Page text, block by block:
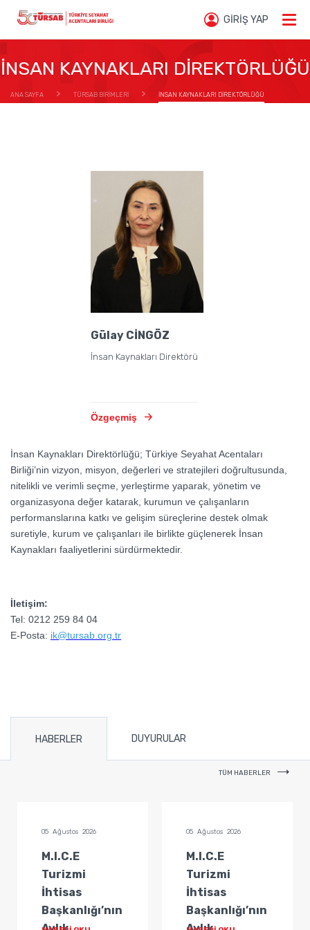
GİRİŞ YAP
İNSAN KAYNAKLARI DİREKTÖRLÜĞÜ
ANA SAYFA TÜRSAB BİRİMLERİ İNSAN KAYNAKLARI DİREKTÖRLÜĞÜ
Gülay CİNGÖZ
İnsan Kaynakları Direktörü
Özgeçmiş
İnsan Kaynakları Direktörlüğü; Türkiye Seyahat Acentaları
Birliği’nin vizyon, misyon, değerleri ve stratejileri doğrultusunda,
nitelikli ve verimli seçme, yerleştirme yaparak, yönetim ve
organizasyona değer katarak, kurumun ve çalışanların
performanslarına katkı ve gelişim süreçlerine destek olmak
suretiyle, kurum ve çalışanları ile birlikte güçlenerek İnsan
Kaynakları faaliyetlerini sürdürmektedir.
İletişim:
Tel: 0212 259 84 04
E-Posta: ik@tursab.org.tr
HABERLER DUYURULAR
TÜM HABERLER
05 Ağustos 2026
M.I.C.E
Turizmi
İhtisas
Başkanlığı’nın
05 Ağustos 2026
M.I.C.E
Turizmi
İhtisas
Başkanlığı’nın